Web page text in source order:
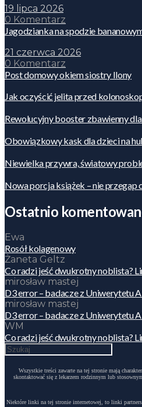
19 lipca 2026
0 Komentarz
Jagodzianka na spodzie
21 czerwca 2026
0 Komentarz
Post domowy okiem siostry Ilony
Jak oczyścić jelita przed
Rewolucyjny booster zbawienny
Obowiązkowy kask dla dzieci na
Niewielka przywra, światowy
Nowa porcja książek – nie przegap
Ostatnio
Ewa
Rosół kolagenowy
Żaneta Geltz
Co radzi jeść dwukrotny noblista?
mirosław mastej
D3 error – badacze z Uniwerytetu
mirosław mastej
D3 error – badacze z Uniwerytetu
WM
Co radzi jeść dwukrotny noblista?
Wszystkie treści zawarte na tej stronie mają
skontaktować się z lekarzem rodzinnym lub
Niektóre linki na tej stronie internetowej, to linki